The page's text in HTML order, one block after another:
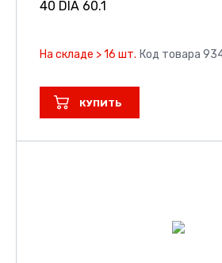
40 DIA 60.1
На складе > 16 шт. Код товара
КУПИТЬ